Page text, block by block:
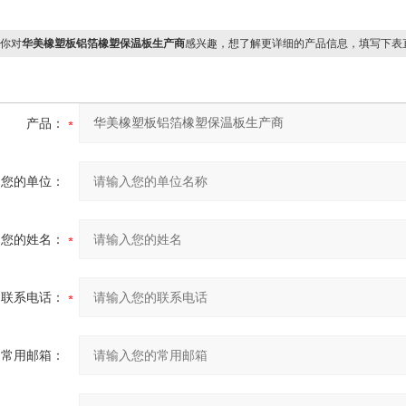
对华美橡塑板铝箔橡塑保温板生产商感兴趣，想了解更详细的产品信息，填写下表
产品：
您的单位：
您的姓名：
联系电话：
常用邮箱：